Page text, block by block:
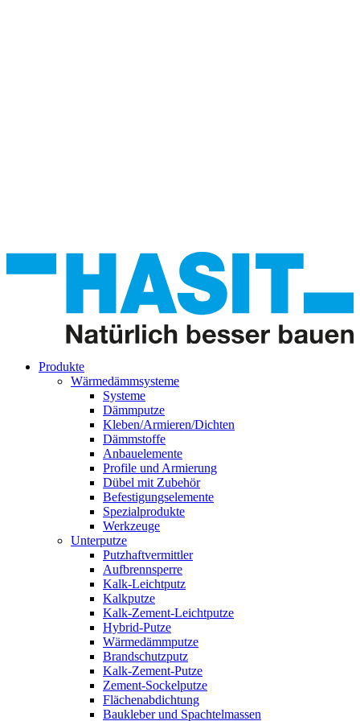
Produkte
Wärmedämmsysteme
Systeme
Dämmputze
Kleben/Armieren/Dichten
Dämmstoffe
Anbauelemente
Profile und Armierung
Dübel mit Zubehör
Befestigungselemente
Spezialprodukte
Werkzeuge
Unterputze
Putzhaftvermittler
Aufbrennsperre
Kalk-Leichtputz
Kalkputze
Kalk-Zement-Leichtputze
Hybrid-Putze
Wärmedämmputze
Brandschutzputz
Kalk-Zement-Putze
Zement-Sockelputze
Flächenabdichtung
Baukleber und Spachtelmassen